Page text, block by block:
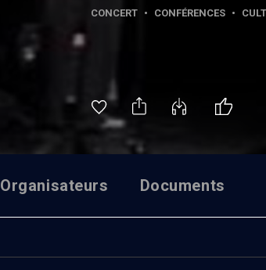
CONCERT • CONFÉRENCES •
Organisateurs Documents